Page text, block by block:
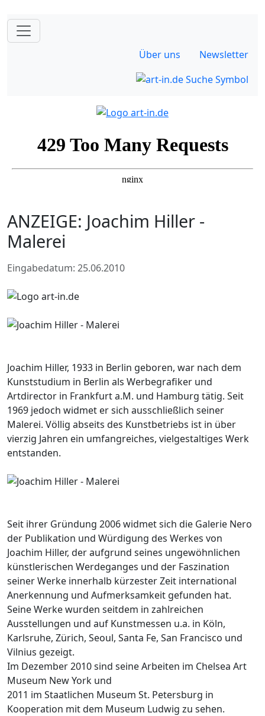
Über uns Newsletter
ANZEIGE: Joachim Hiller -
Malerei
Eingabedatum: 25.06.2010
Joachim Hiller, 1933 in Berlin geboren, war nach dem
Kunststudium in Berlin als Werbegrafiker und
Artdirector in Frankfurt a.M. und Hamburg tätig. Seit
1969 jedoch widmet er sich ausschließlich seiner
Malerei. Völlig abseits des Kunstbetriebs ist in über
vierzig Jahren ein umfangreiches, vielgestaltiges Werk
entstanden.
Seit ihrer Gründung 2006 widmet sich die Galerie Nero
der Publikation und Würdigung des Werkes von
Joachim Hiller, der aufgrund seines ungewöhnlichen
künstlerischen Werdeganges und der Faszination
seiner Werke innerhalb kürzester Zeit international
Anerkennung und Aufmerksamkeit gefunden hat.
Seine Werke wurden seitdem in zahlreichen
Ausstellungen und auf Kunstmessen u.a. in Köln,
Karlsruhe, Zürich, Seoul, Santa Fe, San Francisco und
Vilnius gezeigt.
Im Dezember 2010 sind seine Arbeiten im Chelsea Art
Museum New York und
2011 im Staatlichen Museum St. Petersburg in
Kooperation mit dem Museum Ludwig zu sehen.